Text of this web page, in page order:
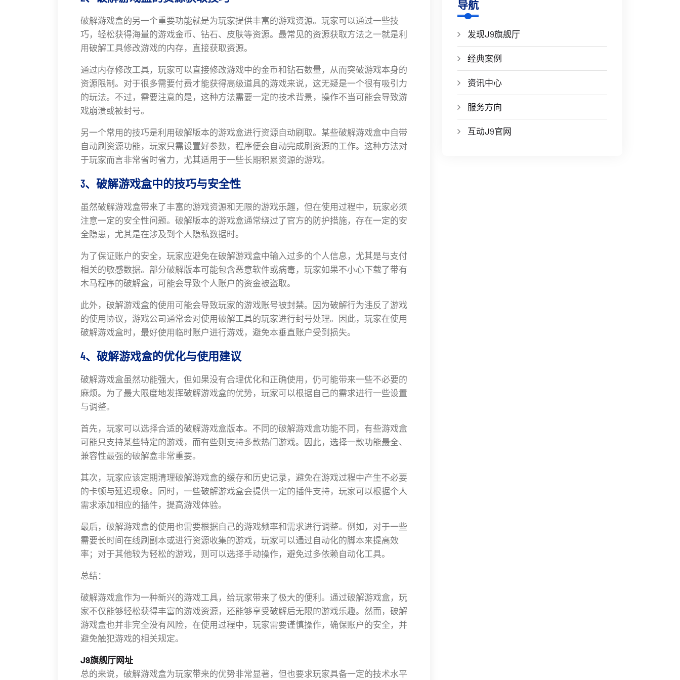
破解游戏盒的另一个重要功能就是为玩家提供丰富的游戏资源。玩家可以通过一些技
巧，轻松获得海量的游戏金币、钻石、皮肤等资源。最常见的资源获取方法之一就是利
用破解工具修改游戏的内存，直接获取资源。
通过内存修改工具，玩家可以直接修改游戏中的金币和钻石数量，从而突破游戏本身的
资源限制。对于很多需要付费才能获得高级道具的游戏来说，这无疑是一个很有吸引力
的玩法。不过，需要注意的是，这种方法需要一定的技术背景，操作不当可能会导致游
戏崩溃或被封号。
另一个常用的技巧是利用破解版本的游戏盒进行资源自动刷取。某些破解游戏盒中自带
自动刷资源功能，玩家只需设置好参数，程序便会自动完成刷资源的工作。这种方法对
于玩家而言非常省时省力，尤其适用于一些长期积累资源的游戏。
3、破解游戏盒中的技巧与安全性
虽然破解游戏盒带来了丰富的游戏资源和无限的游戏乐趣，但在使用过程中，玩家必须
注意一定的安全性问题。破解版本的游戏盒通常绕过了官方的防护措施，存在一定的安
全隐患，尤其是在涉及到个人隐私数据时。
为了保证账户的安全，玩家应避免在破解游戏盒中输入过多的个人信息，尤其是与支付
相关的敏感数据。部分破解版本可能包含恶意软件或病毒，玩家如果不小心下载了带有
木马程序的破解盒，可能会导致个人账户的资金被盗取。
此外，破解游戏盒的使用可能会导致玩家的游戏账号被封禁。因为破解行为违反了游戏
的使用协议，游戏公司通常会对使用破解工具的玩家进行封号处理。因此，玩家在使用
破解游戏盒时，最好使用临时账户进行游戏，避免本垂直账户受到损失。
4、破解游戏盒的优化与使用建议
破解游戏盒虽然功能强大，但如果没有合理优化和正确使用，仍可能带来一些不必要的
麻烦。为了最大限度地发挥破解游戏盒的优势，玩家可以根据自己的需求进行一些设置
与调整。
首先，玩家可以选择合适的破解游戏盒版本。不同的破解游戏盒功能不同，有些游戏盒
可能只支持某些特定的游戏，而有些则支持多款热门游戏。因此，选择一款功能最全、
兼容性最强的破解盒非常重要。
其次，玩家应该定期清理破解游戏盒的缓存和历史记录，避免在游戏过程中产生不必要
的卡顿与延迟现象。同时，一些破解游戏盒会提供一定的插件支持，玩家可以根据个人
需求添加相应的插件，提高游戏体验。
最后，破解游戏盒的使用也需要根据自己的游戏频率和需求进行调整。例如，对于一些
需要长时间在线刷副本或进行资源收集的游戏，玩家可以通过自动化的脚本来提高效
率；对于其他较为轻松的游戏，则可以选择手动操作，避免过多依赖自动化工具。
总结：
破解游戏盒作为一种新兴的游戏工具，给玩家带来了极大的便利。通过破解游戏盒，玩
家不仅能够轻松获得丰富的游戏资源，还能够享受破解后无限的游戏乐趣。然而，破解
游戏盒也并非完全没有风险，在使用过程中，玩家需要谨慎操作，确保账户的安全，并
避免触犯游戏的相关规定。
J9旗舰厅网址
总的来说，破解游戏盒为玩家带来的优势非常显著，但也要求玩家具备一定的技术水平
导航
发现J9旗舰厅
经典案例
资讯中心
服务方向
互动J9官网